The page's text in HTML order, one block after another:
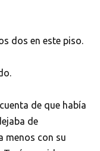
dos en este piso.
de que había
de
menos con su